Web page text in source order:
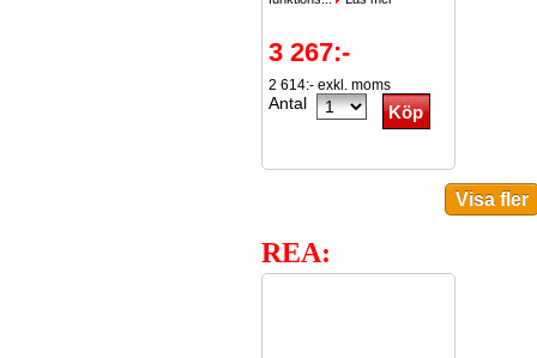
3 267:-
2 614:- exkl. moms
Antal
REA: